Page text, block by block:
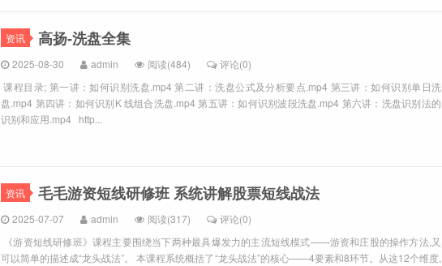
资讯 高扬-洗盘全集
2025-08-30 admin 阅读(484)
评论(0)
课程目录; 第一讲：如何识别洗盘.mp4 第二讲：洗盘公式及分析要点.mp4 第三讲：如何识别单日洗
盘.mp4 第四讲：如何识别K 线组合洗盘.mp4 第五讲：如何识别波段洗盘.mp4 第六讲：洗盘识别法的
识别和应用.mp4 http...
资讯 毛毛游资短线研修班 系统讲解股票短线战法
2025-07-07 admin 阅读(317)
评论(0)
《游资短线研修班》课程主要围绕当下两种最具爆发力的主流短线模式——游资和庄股的操作方法,又
可以简单的描述成“龙头战法”。 本课程系统概括了“龙头战法”的核心——4要素和8环节。从这12个维度,